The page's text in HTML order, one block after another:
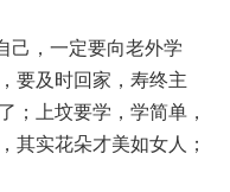
，一定要向老外学
要及时回家，寿终主
；上坟要学，学简单，
其实花朵才美如女人；